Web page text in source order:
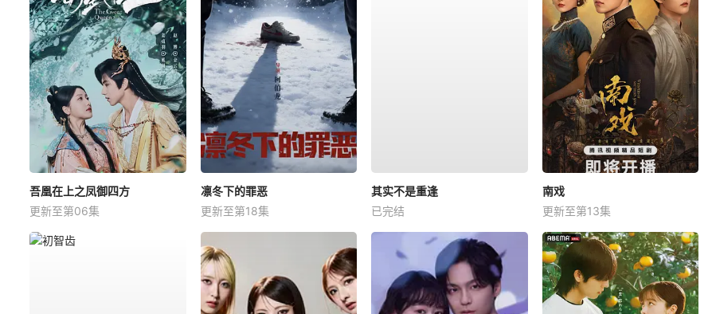
吾凰在上之凤御四方
更新至第06集
凛冬下的罪恶
更新至第18集
其实不是重逢
已完结
南戏
更新至第13集